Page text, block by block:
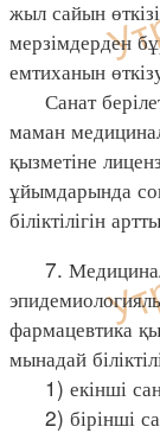
жыл сайын
мерзімдерден
емтиханын
Санат
маман
қызметіне
ұйымдарында
біліктілігін
7.
фармацевтика
мынадай
1) екінші
2) бірінші